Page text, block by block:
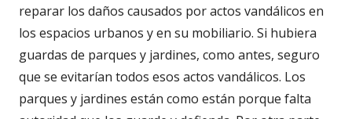
reparar los daños causados por actos vandálicos en
los espacios urbanos y en su mobiliario. Si hubiera
guardas de parques y jardines, como antes, seguro
que se evitarían todos esos actos vandálicos. Los
parques y jardines están como están porque falta